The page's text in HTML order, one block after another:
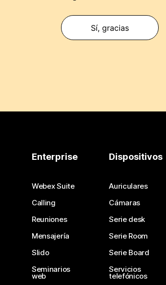
Sí, gracias
Enterprise
Webex Suite
Calling
Reuniones
Mensajería
Slido
Seminarios
web
Dispositivos
Auriculares
Cámaras
Serie desk
Serie Room
Serie Board
Servicios
telefónicos